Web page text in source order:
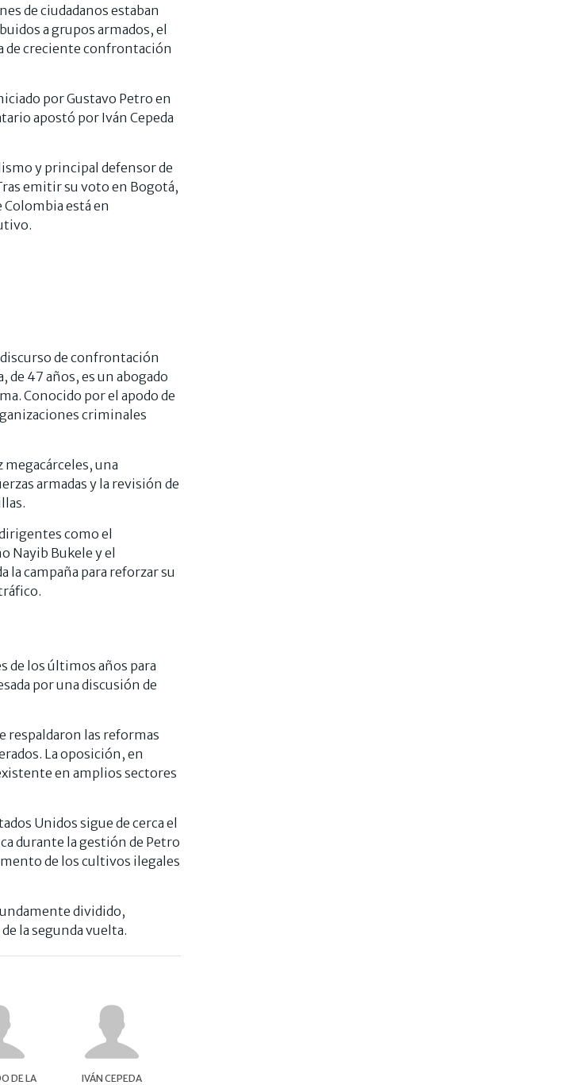
de ciudadanos estaban
a grupos armados, el
de creciente confrontación
por Gustavo Petro en
apostó por Iván Cepeda
y principal defensor de
emitir su voto en Bogotá,
está en
de confrontación
de 47 años, es un abogado
Conocido por el apodo de
criminales
una
armadas y la revisión de
como el
Nayib Bukele y el
campaña para reforzar su
de los últimos años para
por una discusión de
respaldaron las reformas
La oposición, en
en amplios sectores
Unidos sigue de cerca el
durante la gestión de Petro
de los cultivos ilegales
dividido,
la segunda vuelta.
DE LA
IVÁN CEPEDA